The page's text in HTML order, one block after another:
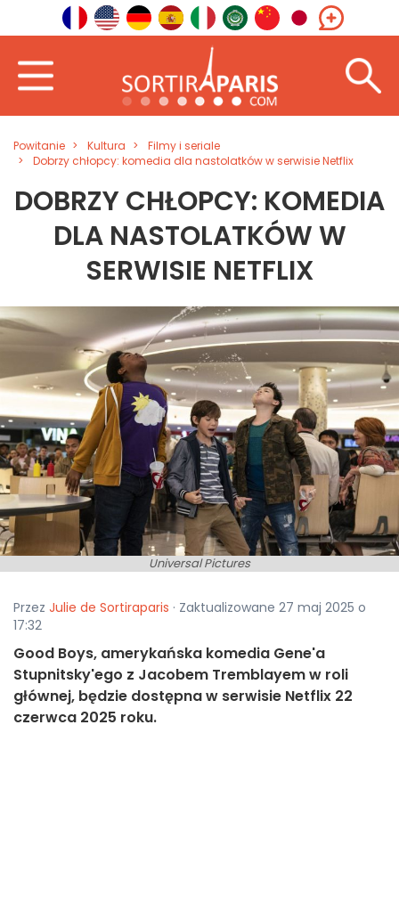
Powitanie Kultura
Filmy i seriale
Dobrzy chłopcy: komedia dla nastolatków w serwisie Netflix
DOBRZY CHŁOPCY: KOMEDIA
DLA NASTOLATKÓW W
SERWISIE NETFLIX
Universal Pictures
Przez Julie de Sortiraparis · Zaktualizowane 27 maj 2025 o
17:32
Good Boys, amerykańska komedia Gene'a
Stupnitsky'ego z Jacobem Tremblayem w roli
głównej, będzie dostępna w serwisie Netflix 22
czerwca 2025 roku.